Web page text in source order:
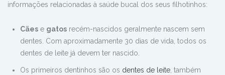
informações relacionadas à saúde bucal dos seus filhotinhos:
Cães e gatos recém-nascidos geralmente nascem sem
dentes. Com aproximadamente 30 dias de vida, todos os
dentes de leite já devem ter nascido.
Os primeiros dentinhos são os dentes de leite , também